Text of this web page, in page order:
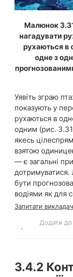
Малюнок
нагадувати
рухаються в
одне з
Уявіть зграю
показують у
рухаються в
одним (рис.
якесь
взятою
— є загальні
бути
водіями як для
Запитати
Додати
3.4.2